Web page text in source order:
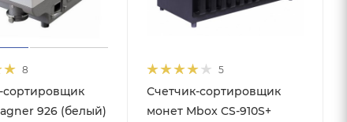
8
сортировщик
926 (белый)
5
Счетчик-сортировщик
монет Mbox CS-910S+